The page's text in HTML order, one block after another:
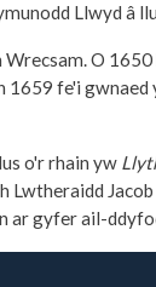
Llwyd â
O
fe'i
o'r rhain yw
ar gyfer ail-